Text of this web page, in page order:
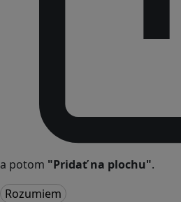
a potom "Pridať na plochu".
Rozumiem